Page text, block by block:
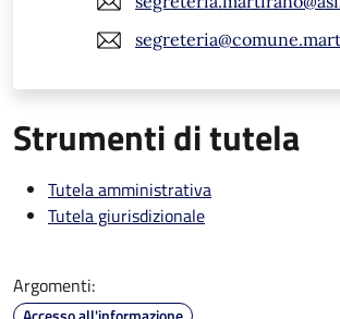
Strumenti di tutela
Tutela amministrativa
Tutela giurisdizionale
Argomenti: